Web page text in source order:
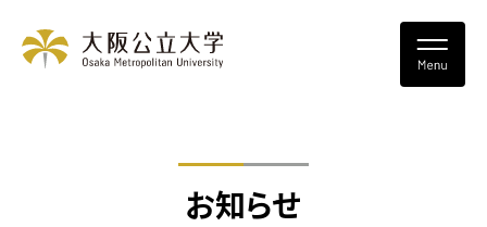
お知らせ